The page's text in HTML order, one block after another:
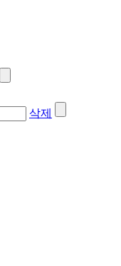
삭제